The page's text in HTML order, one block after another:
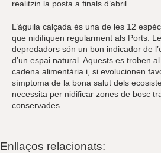
realitzin la posta a finals d’abril.
L’àguila calçada és una de les 12
que nidifiquen regularment als Ports.
depredadors són un bon indicador de
d’un espai natural. Aquests es troben
cadena alimentària i, si evolucionen
símptoma de la bona salut dels
necessita per nidificar zones de bosc
conservades.
Enllaços relacionats: